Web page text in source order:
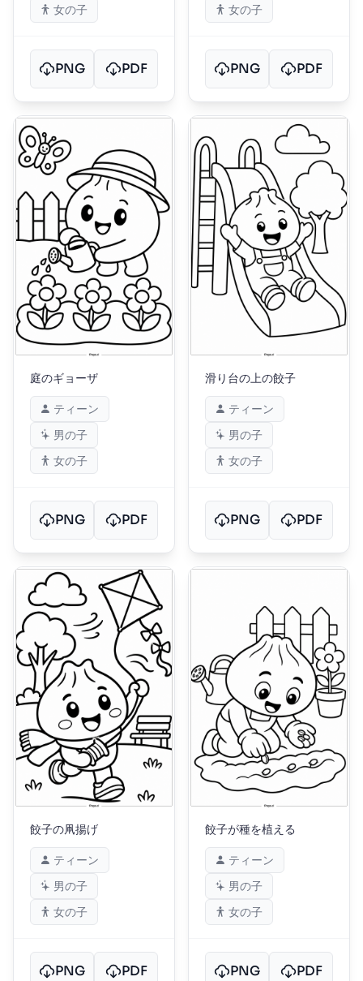
女の子
PNG PDF
女の子
PNG PDF
庭のギョーザ
ティーン
男の子
女の子
PNG PDF
滑り台の上の餃子
ティーン
男の子
女の子
PNG PDF
餃子の凧揚げ
ティーン
男の子
女の子
PNG PDF
餃子が種を植える
ティーン
男の子
女の子
PNG PDF